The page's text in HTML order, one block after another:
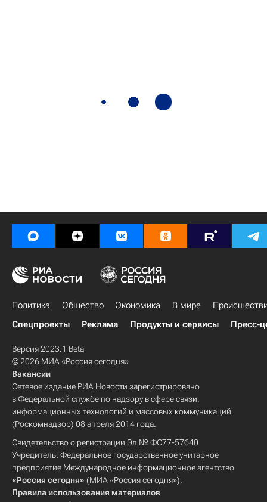
Политика Общество Экономика В мире
Спецпроекты
Реклама Продукты и сервисы Пресс-
Версия 2023.1 Beta
© 2026 МИА «Россия сегодня»
Вакансии
Сетевое издание РИА Новости зарегистрировано
в Федеральной службе по надзору в сфере связи,
информационных технологий и массовых коммуникаций
(Роскомнадзор) 08 апреля 2014 года.
Свидетельство о регистрации Эл № ФС77-57640
Учредитель: Федеральное государственное унитарное
предприятие Международное информационное агентство
«Россия сегодня» (МИА «Россия сегодня»).
Правила использования материалов